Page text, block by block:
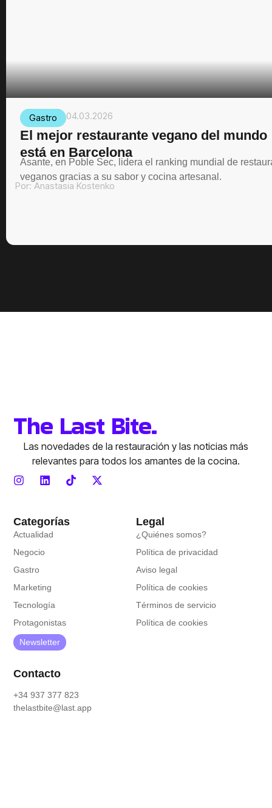
Gastro 04.03.2026
El mejor restaurante vegano del mundo
está en Barcelona
Asante, en Poble Sec, lidera el ranking mundial de
veganos gracias a su sabor y cocina artesanal.
Por:Anastasia Kostenko
The Last Bite.
Las novedades de la restauración y las noticias más
relevantes para todos los amantes de la cocina.
Categorías
Actualidad
Negocio
Gastro
Marketing
Tecnología
Protagonistas
Newsletter
Legal
¿Quiénes somos?
Política de privacidad
Aviso legal
Política de cookies
Términos de servicio
Política de cookies
Contacto
+34 937 377 823
thelastbite@last.app